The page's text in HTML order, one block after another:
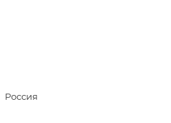
Россия